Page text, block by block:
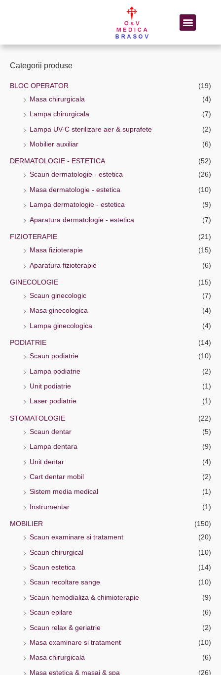
Categorii produse
BLOC OPERATOR
(19)
Masa chirurgicala
(4)
Lampa chirurgicala (7)
Lampa UV-C sterilizare aer & suprafete (2)
Mobilier auxiliar (6)
DERMATOLOGIE - ESTETICA
(52)
Scaun dermatologie - estetica
(26)
Masa dermatologie - estetica (10)
Lampa dermatologie - estetica (9)
Aparatura dermatologie - estetica (7)
FIZIOTERAPIE
(21)
Masa fizioterapie
(15)
Aparatura fizioterapie (6)
GINECOLOGIE
(15)
Scaun ginecologic
(7)
Masa ginecologica (4)
Lampa ginecologica (4)
PODIATRIE
(14)
Scaun podiatrie
(10)
Lampa podiatrie (2)
Unit podiatrie (1)
Laser podiatrie (1)
STOMATOLOGIE
(22)
Scaun dentar
(5)
Lampa dentara (9)
Unit dentar (4)
Cart dentar mobil (2)
Sistem media medical (1)
Instrumentar (1)
MOBILIER
(150)
Scaun examinare si tratament
(20)
Scaun chirurgical (10)
Scaun estetica (14)
Scaun recoltare sange (10)
Scaun hemodializa & chimioterapie (9)
Scaun epilare (6)
Scaun relax & geriatrie (2)
Masa examinare si tratament (10)
Masa chirurgicala (6)
Masa estetica & masaj & spa (26)